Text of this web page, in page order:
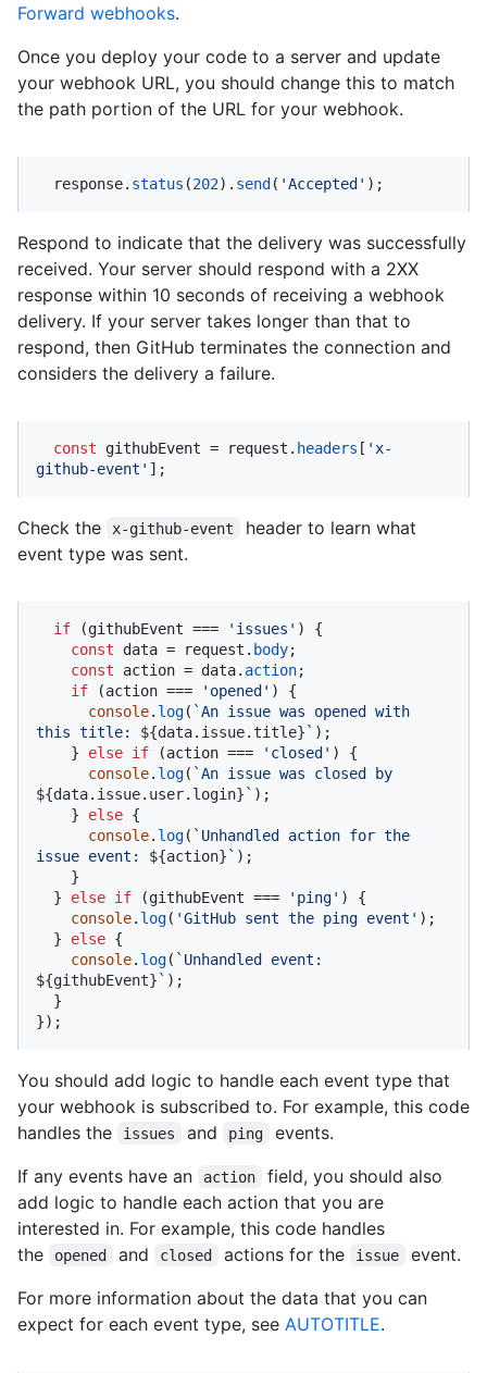
Forward webhooks.
Once you deploy your code to a server and update
your webhook URL, you should change this to match
the path portion of the URL for your webhook.
  response.
status (202). send( 'Accepted' );
Respond to indicate that the delivery was successfully
received. Your server should respond with a 2XX
response within 10 seconds of receiving a webhook
delivery. If your server takes longer than that to
respond, then GitHub terminates the connection and
considers the delivery a failure.
const githubEvent = request. headers [ 'x-
github-event' ];
Check the x-github-event
header to learn what
event type was sent.
if (githubEvent === 'issues' ) {
const data = request. body;
const action = data. action;
if (action === 'opened' ) {
console. log( `An issue was opened with
this title: ${data.issue.title}` );
    }
else if (action === 'closed' ) {
console. log(
${data.issue.user.login}` );
    }
else {
console. log( `Unhandled action for the
issue event: ${action}` );
  }
else if (githubEvent === 'ping' ) {
console. log( 'GitHub sent the ping event' );
  }
else {
console. log(
${githubEvent}` );
});
You should add logic to handle each event type that
your webhook is subscribed to. For example, this code
handles the
issues and ping
events.
If any events have an
action
field, you should also
add logic to handle each action that you are
interested in. For example, this code handles
the
opened and closed actions for the issue
event.
For more information about the data that you can
expect for each event type, see AUTOTITLE.